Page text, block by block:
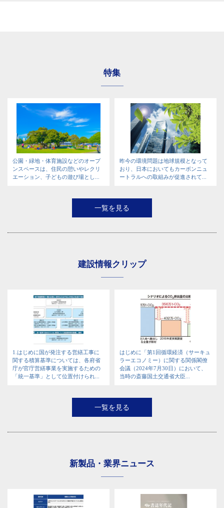
特集
公園・緑地・体育施設などのオープ
ンスペースは、住民の憩いやレクリ
エーション、子どもの遊び場とし...
昨今の環境問題は地球規模となって
おり、日本においてもカーボンニュ
ートラルへの取組みが促進されて...
一覧を見る
建設情報クリップ
1.はじめに国が発注する営繕工事に
関する積算基準については、各府省
庁が官庁営繕事業を実施するための
「統一基準」として位置付けられ...
はじめに「第1回循環経済（サーキュ
ラーエコノミー）に関する関係閣僚
会議（2024年7月30日）において、
当時の斎藤国土交通省大臣...
一覧を見る
新製品・業界ニュース